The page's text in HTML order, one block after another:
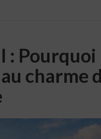
: Pourquoi
charme